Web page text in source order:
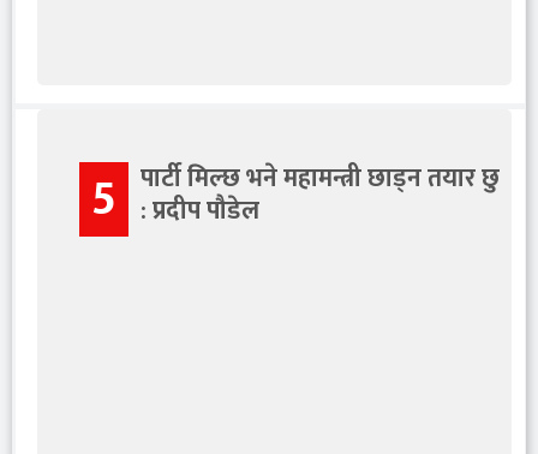
5 पार्टी मिल्छ भने महामन्त्री छाड्न तयार छु
: प्रदीप पौडेल